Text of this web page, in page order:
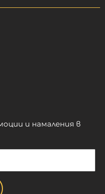
и намаления в